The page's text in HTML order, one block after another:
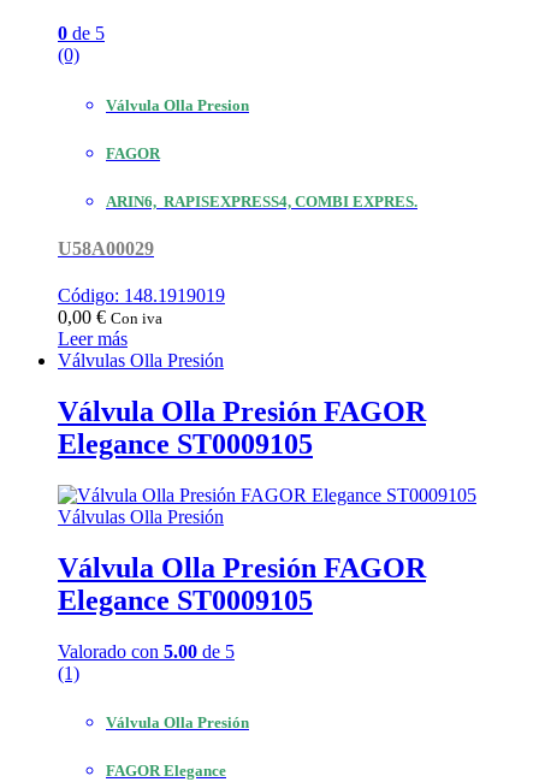
0 de 5
(0)
Válvula Olla Presion
FAGOR
ARIN6, RAPISEXPRESS4, COMBI EXPRES.
U58A00029
Código: 148.1919019
0,00 € Con iva
Leer más
Válvulas Olla Presión
Válvula Olla Presión FAGOR
Elegance ST0009105
Válvulas Olla Presión
Válvula Olla Presión FAGOR
Elegance ST0009105
Valorado con 5.00 de 5
(1)
Válvula Olla Presión
FAGOR Elegance